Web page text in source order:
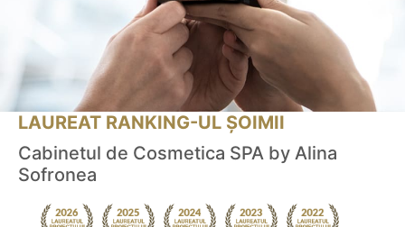
LAUREAT RANKING-UL ȘOIMII
Cabinetul de Cosmetica SPA by Alina
Sofronea